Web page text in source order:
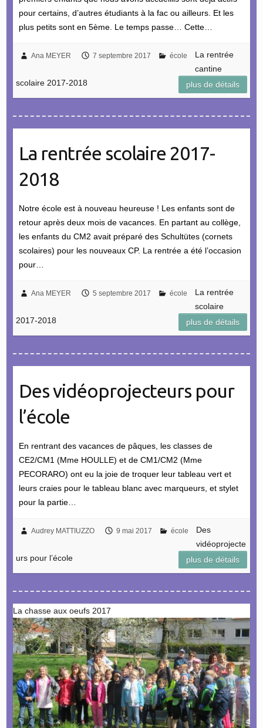
pour certains, d’autres étudiants à la fac ou ailleurs. Et les
plus petits sont en 5ème. Le temps passe… Cette…
Ana MEYER 7 septembre 2017 école
La rentrée
cantine
scolaire 2017-2018
plus de détails
La rentrée scolaire 2017-
2018
Notre école est à nouveau heureuse ! Les enfants sont de
retour après deux mois de vacances. En partant au collège,
les enfants du CM2 avait préparé des Schultütes (cornets
scolaires) pour les nouveaux CP. La rentrée a été l’occasion
pour…
Ana MEYER 5 septembre 2017 école
La rentrée
scolaire
2017-2018
plus de détails
Des vidéoprojecteurs pour
l’école
En rentrant des vacances de pâques, les classes de
CE2/CM1 (Mme HOULLE) et de CM1/CM2 (Mme
PECORARO) ont eu la joie de troquer leur tableau vert et
leurs craies pour le tableau blanc avec marqueurs, et stylet
pour la partie…
Audrey MATTIUZZO 9 mai 2017 école
Des
vidéoprojecte
urs pour l’école
plus de détails
La chasse aux oeufs 2017